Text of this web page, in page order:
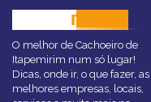
ITAPEMIRIM
O melhor de Cachoeiro de
Itapemirim num só lugar!
Dicas, onde ir, o que fazer, as
melhores empresas, locais,